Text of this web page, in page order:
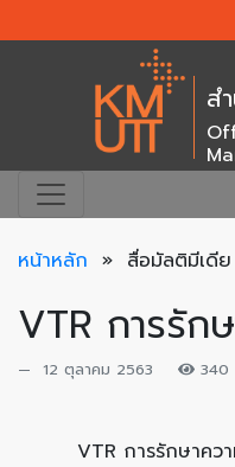
ส
หน้าหลัก » สื่อมัลติมีเดีย
VTR การรัก
12 ตุลาคม 2563 340
VTR การรักษาค